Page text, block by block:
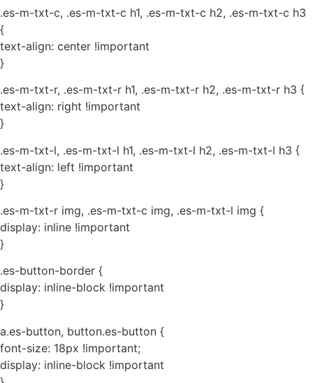
.es-m-txt-c, .es-m-txt-c h1, .es-m-txt-c h2, .es-m-txt-c h3
{
text-align: center !important
}
.es-m-txt-r, .es-m-txt-r h1, .es-m-txt-r h2, .es-m-txt-r h3 {
text-align: right !important
}
.es-m-txt-l, .es-m-txt-l h1, .es-m-txt-l h2, .es-m-txt-l h3 {
text-align: left !important
}
.es-m-txt-r img, .es-m-txt-c img, .es-m-txt-l img {
display: inline !important
}
.es-button-border {
display: inline-block !important
}
a.es-button, button.es-button {
font-size: 18px !important;
display: inline-block !important